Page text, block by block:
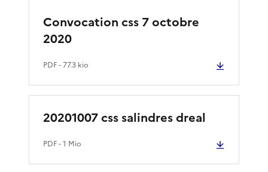
Convocation css 7 octobre
2020
PDF- 77.3 kio
20201007 css salindres dreal
PDF- 1 Mio